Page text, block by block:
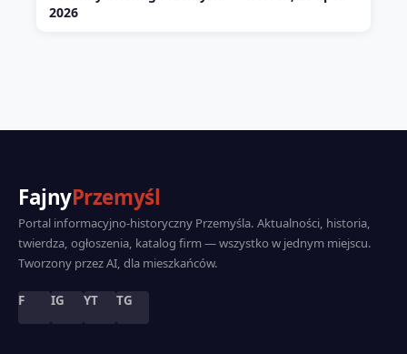
2026
FajnyPrzemyśl
Portal informacyjno-historyczny Przemyśla. Aktualności, historia,
twierdza, ogłoszenia, katalog firm — wszystko w jednym miejscu.
Tworzony przez AI, dla mieszkańców.
F IG YT TG